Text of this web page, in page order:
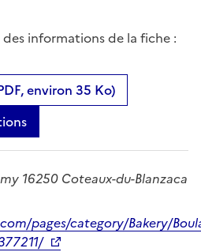
informations de la fiche :
environ 35 Ko)
16250 Coteaux-du-Blanzaca
pages/category/Bakery/